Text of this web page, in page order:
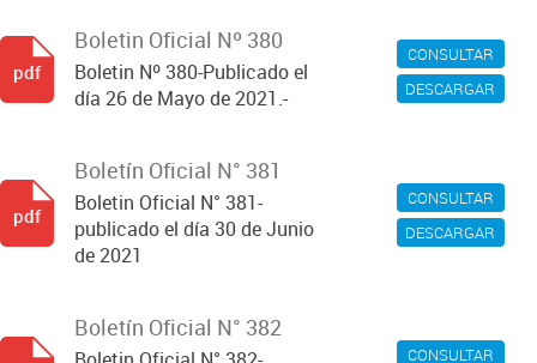
CONSULTAR
DESCARGAR
Boletin Oficial Nº 380
Boletin Nº 380-Publicado el
día 26 de Mayo de 2021.-
pdf
CONSULTAR
DESCARGAR
Boletín Oficial N° 381
Boletin Oficial N° 381-
publicado el día 30 de Junio
de 2021
pdf
CONSULTAR
Boletín Oficial N° 382